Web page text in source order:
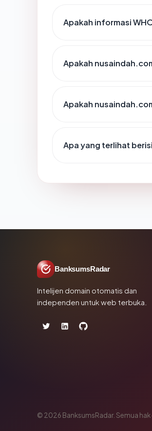
Apakah informasi
Apakah
Apakah
Apa yang terlihat
BanksumsRadar
Intelijen domain otomatis dan
independen untuk web terbuka.
© 2026 BanksumsRadar. Semua hak